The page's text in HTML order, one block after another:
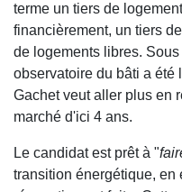
terme un tiers de
financièrement, un tiers
de logements libres.
observatoire du bâti a été
Gachet veut aller plus en
marché d'ici 4 ans.
Le candidat est prêt à "
transition énergétique, en